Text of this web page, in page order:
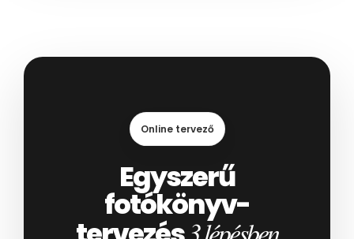
Online tervező
Egyszerű
fotókönyv-